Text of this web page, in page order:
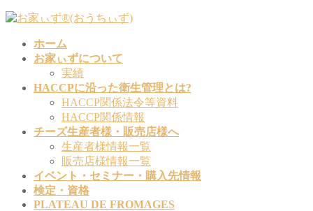
コ
ナ
ホーム
お家ぃずについて
実績
HACCPに沿った衛生管理とは?
HACCP関係法令等資料
HACCP関係情報
チーズ生産者様・販売店様へ
生産者様情報一覧
販売店様情報一覧
イベント・セミナー・購入先情報
検定・資格
PLATEAU DE FROMAGES